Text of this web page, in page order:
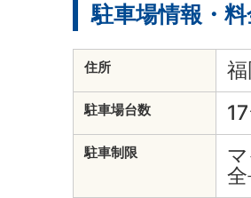
駐車場情報・
住所
駐車場台数
駐車制限